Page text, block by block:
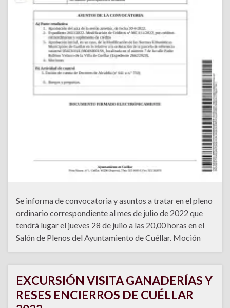
Se informa de convocatoria y asuntos a tratar en el pleno
ordinario correspondiente al mes de julio de 2022 que
tendrá lugar el jueves 28 de julio a las 20,00 horas en el
Salón de Plenos del Ayuntamiento de Cuéllar. Moción
EXCURSIÓN VISITA GANADERÍAS Y
RESES ENCIERROS DE CUÉLLAR